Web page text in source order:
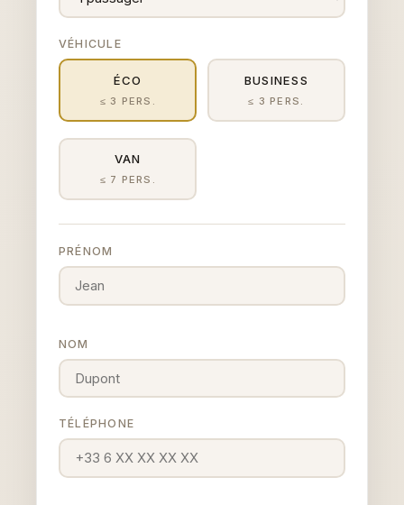
VÉHICULE
ÉCO
≤ 3 PERS.
BUSINESS
≤ 3 PERS.
VAN
≤ 7 PERS.
PRÉNOM
NOM
TÉLÉPHONE